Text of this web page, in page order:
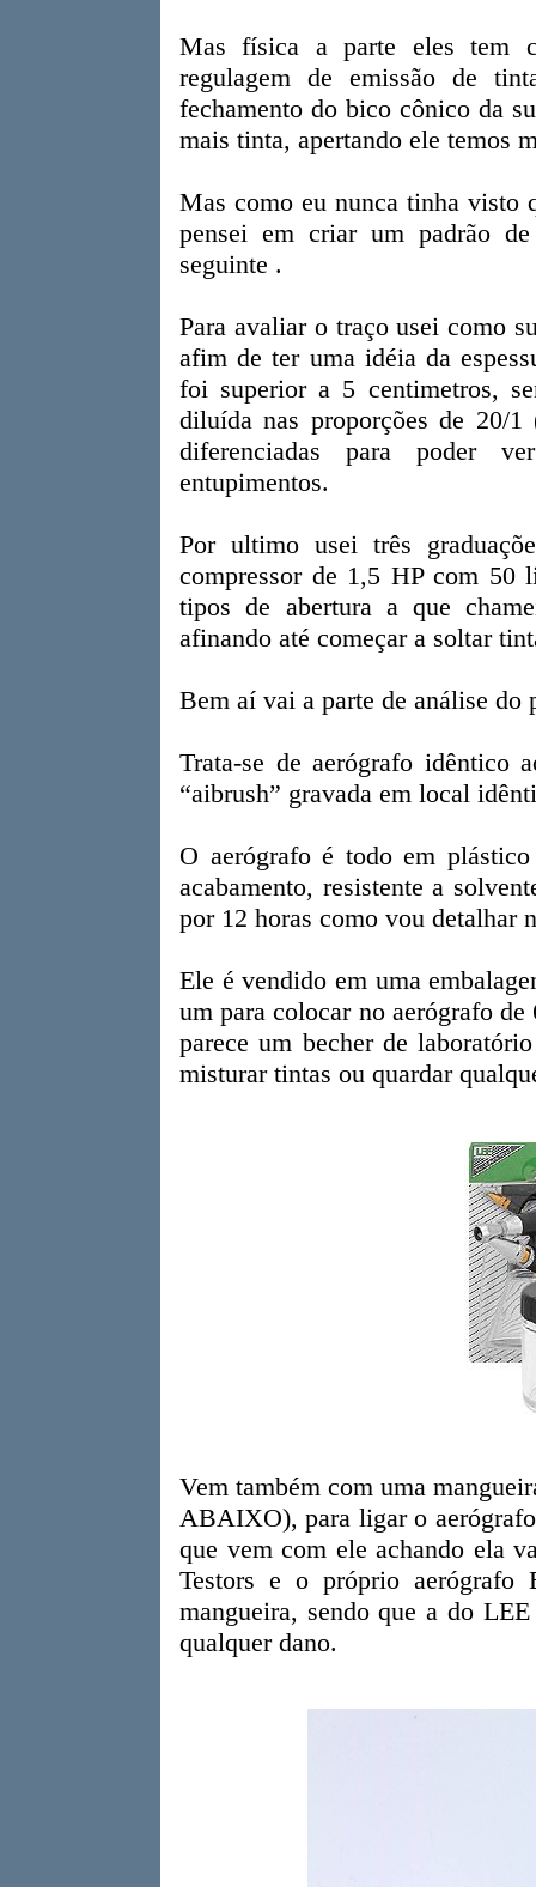
Mas física a parte eles tem
regulagem de emissão de
fechamento do bico cônico da
mais tinta, apertando ele temos
Mas como eu nunca tinha visto
pensei em criar um padrão
seguinte .
Para avaliar o traço usei como
afim de ter uma idéia da
foi superior a 5 centimetros,
diluída nas proporções de 20/
diferenciadas para poder
entupimentos.
Por ultimo usei três
compressor de 1,5 HP com 50
tipos de abertura a que
afinando até começar a soltar
Bem aí vai a parte de análise do
Trata-se de aerógrafo idêntico
“aibrush” gravada em local
O aerógrafo é todo em
acabamento, resistente a
por 12 horas como vou detalhar
Ele é vendido em uma
um para colocar no aerógrafo
parece um becher de
misturar tintas ou quardar
Vem também com uma
ABAIXO), para ligar o
que vem com ele achando ela
Testors e o próprio
mangueira, sendo que a do
qualquer dano.